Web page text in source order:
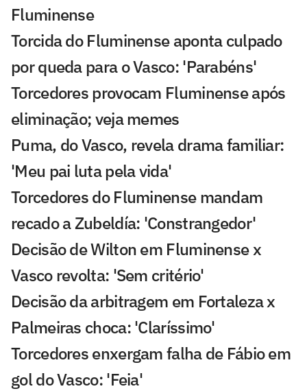
Fluminense
Torcida do Fluminense aponta culpado
por queda para o Vasco: 'Parabéns'
Torcedores provocam Fluminense após
eliminação; veja memes
Puma, do Vasco, revela drama familiar:
'Meu pai luta pela vida'
Torcedores do Fluminense mandam
recado a Zubeldía: 'Constrangedor'
Decisão de Wilton em Fluminense x
Vasco revolta: 'Sem critério'
Decisão da arbitragem em Fortaleza x
Palmeiras choca: 'Claríssimo'
Torcedores enxergam falha de Fábio em
gol do Vasco: 'Feia'